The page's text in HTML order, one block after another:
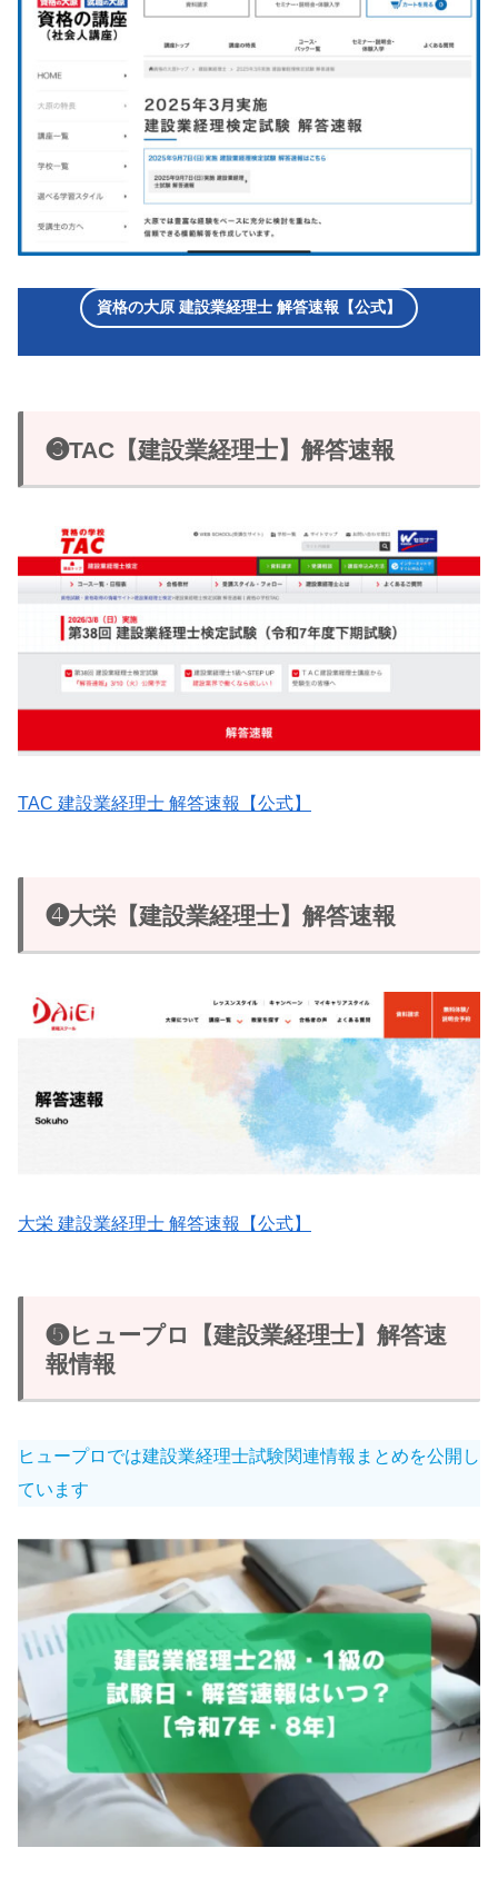
資格の大原 建設業経理士 解答速報【公式】
❸TAC【建設業経理士】解答速報
TAC 建設業経理士 解答速報【公式】
❹大栄【建設業経理士】解答速報
大栄 建設業経理士 解答速報【公式】
❺ヒュープロ【建設業経理士】解答速
報情報
ヒュープロでは建設業経理士試験関連情報まとめを公開し
ています